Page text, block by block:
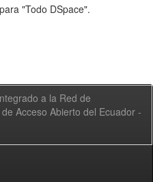
"Todo DSpace".
a la Red de
Acceso Abierto del Ecuador -